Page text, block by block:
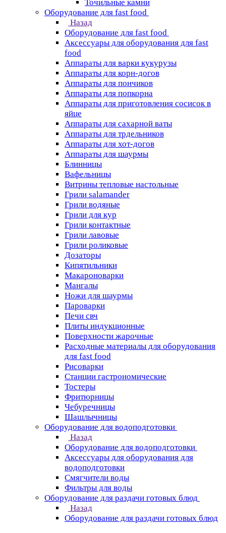
Точильные камни
Оборудование для fast food
Назад
Оборудование для fast food
Аксессуары для оборудования для fast
food
Аппараты для варки кукурузы
Аппараты для корн-догов
Аппараты для пончиков
Аппараты для попкорна
Аппараты для приготовления сосисок в
яйце
Аппараты для сахарной ваты
Аппараты для трдельников
Аппараты для хот-догов
Аппараты для шаурмы
Блинницы
Вафельницы
Витрины тепловые настольные
Грили salamander
Грили водяные
Грили для кур
Грили контактные
Грили лавовые
Грили роликовые
Дозаторы
Кипятильники
Макароноварки
Мангалы
Ножи для шаурмы
Пароварки
Печи свч
Плиты индукционные
Поверхности жарочные
Расходные материалы для оборудования
для fast food
Рисоварки
Станции гастрономические
Тостеры
Фритюрницы
Чебуречницы
Шашлычницы
Оборудование для водоподготовки
Назад
Оборудование для водоподготовки
Аксессуары для оборудования для
водоподготовки
Смягчители воды
Фильтры для воды
Оборудование для раздачи готовых блюд
Назад
Оборудование для раздачи готовых блюд